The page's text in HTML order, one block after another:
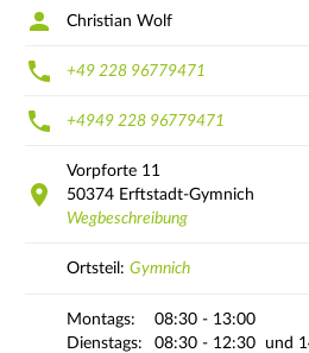
Christian Wolf
+49 228 96779471
+4949 228 96779471
Vorpforte 11
50374 Erftstadt-Gymnich
Wegbeschreibung
Ortsteil: Gymnich
Montags:
08:30 - 13:00
Dienstags:
08:30 - 12:30
und